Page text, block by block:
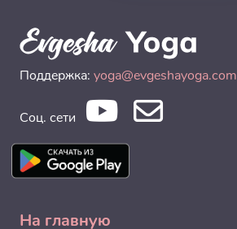
Поддержка: yoga@evgeshayoga.com
Соц. сети
На главную